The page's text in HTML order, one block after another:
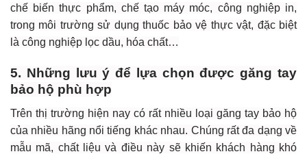
chế biến thực phẩm, chế tạo máy móc, công nghiệp in,
trong môi trường sử dụng thuốc bảo vệ thực vật, đặc biệt
là công nghiệp lọc dầu, hóa chất…
5. Những lưu ý để lựa chọn được găng tay
bảo hộ phù hợp
Trên thị trường hiện nay có rất nhiều loại găng tay bảo hộ
của nhiều hãng nổi tiếng khác nhau. Chúng rất đa dạng về
mẫu mã, chất liệu và điều này sẽ khiến khách hàng khó